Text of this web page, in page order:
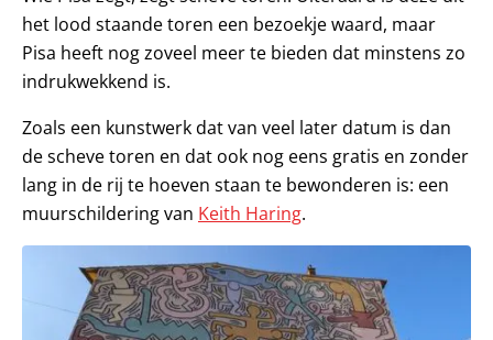
het lood staande toren een bezoekje waard, maar
Pisa heeft nog zoveel meer te bieden dat minstens zo
indrukwekkend is.
Zoals een kunstwerk dat van veel later datum is dan
de scheve toren en dat ook nog eens gratis en zonder
lang in de rij te hoeven staan te bewonderen is: een
muurschildering van Keith Haring.